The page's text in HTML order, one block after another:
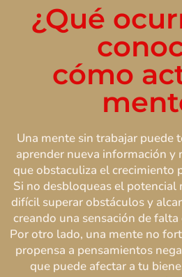
¿Qué
cómo
Una mente sin trabajar puede
aprender nueva información y
que obstaculiza el crecimiento
Si no desbloqueas el potencial
difícil superar obstáculos y
creando una sensación de
Por otro lado, una mente no
propensa a pensamientos
que puede afectar a tu